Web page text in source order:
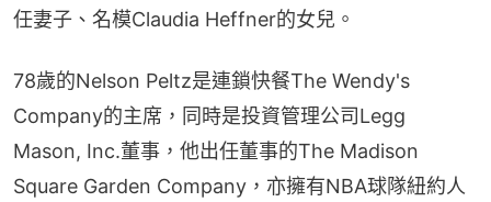
任妻子、名模Claudia Heffner的女兒。
78歲的Nelson Peltz是連鎖快餐The Wendy's
Company的主席，同時是投資管理公司Legg
Mason, Inc.董事，他出任董事的The Madison
Square Garden Company，亦擁有NBA球隊紐約人